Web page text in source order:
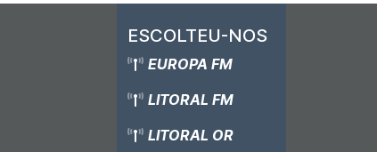
ESCOLTEU-NOS
EUROPA FM
LITORAL FM
LITORAL OR